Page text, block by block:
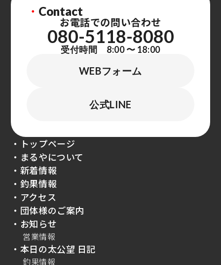
・ Contact
お電話での問い合わせ
080-5118-8080
受付時間 8:00 〜 18:00
WEBフォーム
公式LINE
・トップページ
・まるやについて
・新着情報
・釣果情報
・アクセス
・団体様のご案内
・お知らせ
営業情報
・本日の太公望 日記
釣果情報